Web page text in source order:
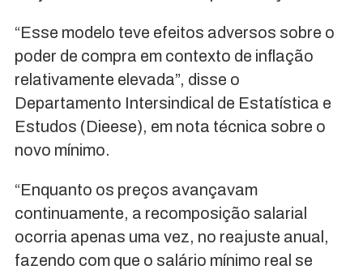
“Esse modelo teve efeitos adversos sobre o
poder de compra em contexto de inflação
relativamente elevada”, disse o
Departamento Intersindical de Estatística e
Estudos (Dieese), em nota técnica sobre o
novo mínimo.
“Enquanto os preços avançavam
continuamente, a recomposição salarial
ocorria apenas uma vez, no reajuste anual,
fazendo com que o salário mínimo real se